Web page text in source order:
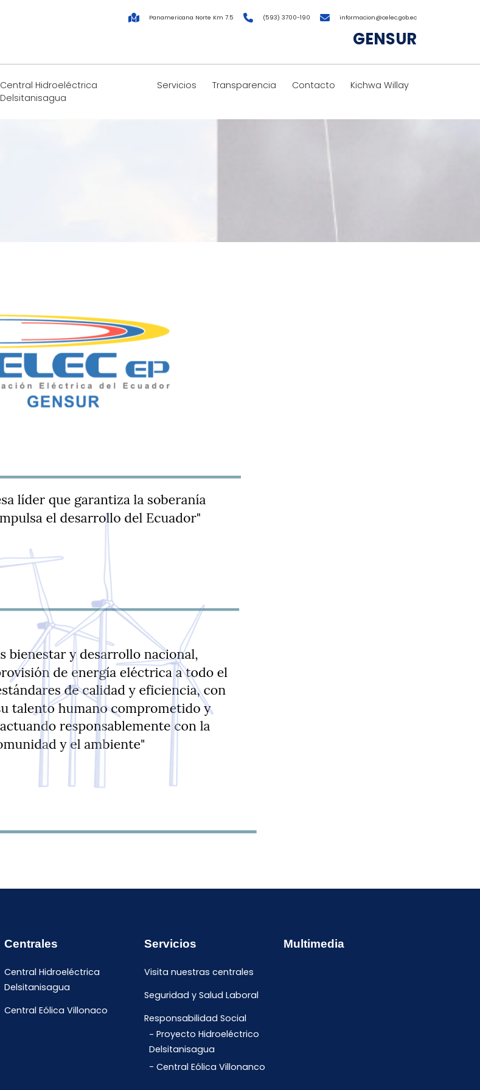
Panamericana Norte Km 7.5 (593) 3700-190 informacion@celec.gob.ec
GENSUR
Central Hidroeléctrica
Delsitanisagua
Servicios Transparencia Contacto Kichwa Willay
Centrales
Central Hidroeléctrica
Delsitanisagua
Central Eólica Villonaco
Servicios
Visita nuestras centrales
Seguridad y Salud Laboral
Responsabilidad Social
Proyecto Hidroeléctrico
Delsitanisagua
Central Eólica Villonanco
Multimedia